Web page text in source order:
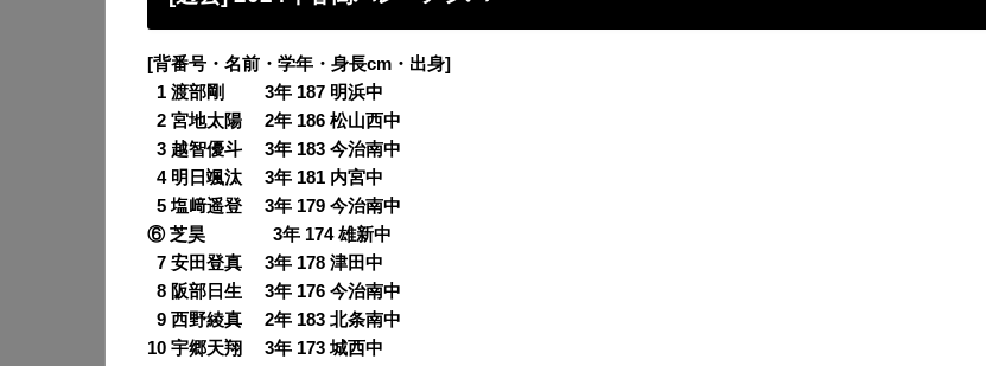
[背番号・名前・学年・身長cm・出身]
1 渡部剛 3年 187 明浜中
2 宮地太陽 2年 186 松山西中
3 越智優斗 3年 183 今治南中
4 明日颯汰 3年 181 内宮中
5 塩﨑遥登 3年 179 今治南中
⑥ 芝昊 3年 174 雄新中
7 安田登真 3年 178 津田中
8 阪部日生 3年 176 今治南中
9 西野綾真 2年 183 北条南中
10 宇郷天翔 3年 173 城西中